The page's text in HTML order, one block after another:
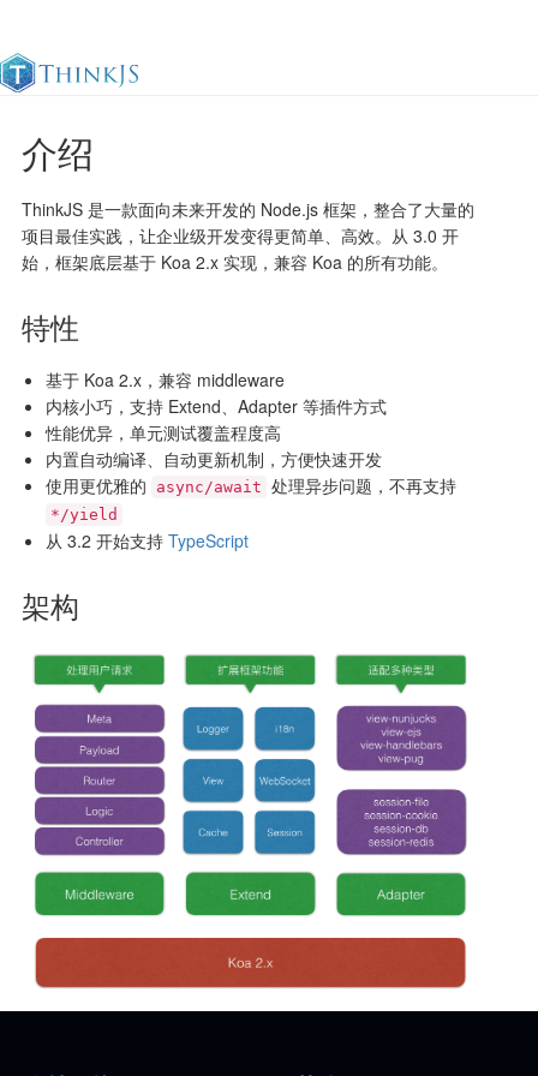
官方文档
介绍
ThinkJS 是一款面向未来开发的 Node.js 框架，整合了大量的
项目最佳实践，让企业级开发变得更简单、高效。从 3.0 开
始，框架底层基于 Koa 2.x 实现，兼容 Koa 的所有功能。
特性
基于 Koa 2.x，兼容 middleware
内核小巧，支持 Extend、Adapter 等插件方式
性能优异，单元测试覆盖程度高
内置自动编译、自动更新机制，方便快速开发
使用更优雅的
async/await 处理异步问题，不再支持
*/yield
从 3.2 开始支持 TypeScript
架构